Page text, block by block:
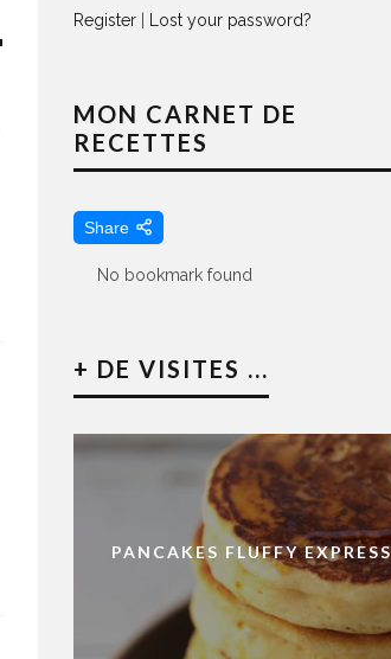
Register Lost your password?
MON CARNET DE
RECETTES
Share
No bookmark found
+ DE VISITES ...
PANCAKES FLUFFY EXPRESS